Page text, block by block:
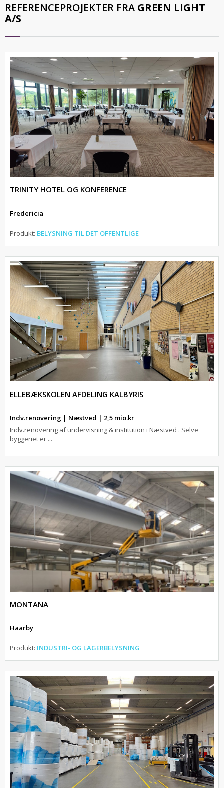
REFERENCEPROJEKTER FRA GREEN LIGHT
A/S
TRINITY HOTEL OG KONFERENCE
Fredericia
Produkt: BELYSNING TIL DET OFFENTLIGE
ELLEBÆKSKOLEN AFDELING KALBYRIS
Indv.renovering | Næstved | 2,5 mio.kr
Indv.renovering af undervisning & institution i Næstved . Selve
byggeriet er ...
MONTANA
Haarby
Produkt: INDUSTRI- OG LAGERBELYSNING